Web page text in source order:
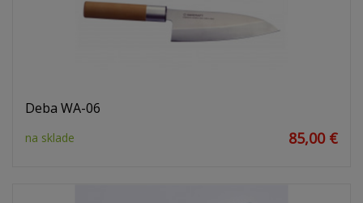
Deba WA-06
na sklade 85,00 €